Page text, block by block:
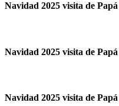
Navidad 2025 visita de
Navidad 2025 visita de
Navidad 2025 visita de